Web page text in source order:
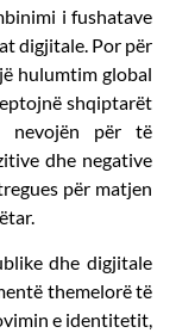
i fushatave
digjitale. Por për
hulumtim global
shqiptarët
nevojën për të
dhe negative
për matjen
dhe digjitale
themelorë të
e identitetit,